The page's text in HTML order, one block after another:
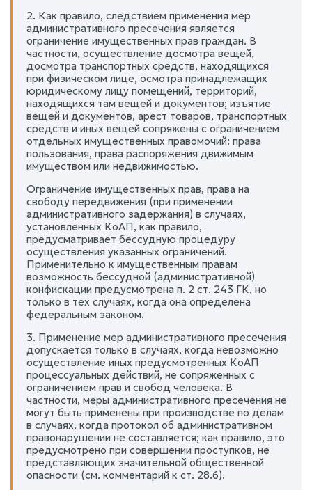
2. Как правило, следствием применения мер
административного пресечения является
ограничение имущественных прав граждан. В
частности, осуществление досмотра вещей,
досмотра транспортных средств, находящихся
при физическом лице, осмотра принадлежащих
юридическому лицу помещений, территорий,
находящихся там вещей и документов; изъятие
вещей и документов, арест товаров, транспортных
средств и иных вещей сопряжены с ограничением
отдельных имущественных правомочий: права
пользования, права распоряжения движимым
имуществом или недвижимостью.
Ограничение имущественных прав, права на
свободу передвижения (при применении
административного задержания) в случаях,
установленных КоАП, как правило,
предусматривает бессудную процедуру
осуществления указанных ограничений.
Применительно к имущественным правам
возможность бессудной (административной)
конфискации предусмотрена п. 2 ст. 243 ГК, но
только в тех случаях, когда она определена
федеральным законом.
3. Применение мер административного пресечения
допускается только в случаях, когда невозможно
осуществление иных предусмотренных КоАП
процессуальных действий, не сопряженных с
ограничением прав и свобод человека. В
частности, меры административного пресечения не
могут быть применены при производстве по делам
в случаях, когда протокол об административном
правонарушении не составляется; как правило, это
предусмотрено при совершении проступков, не
представляющих значительной общественной
опасности (см. комментарий к ст. 28.6).